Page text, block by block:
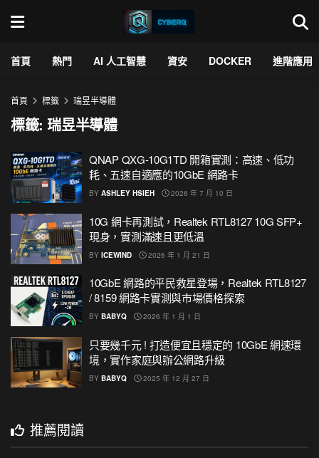
首頁 熱門 AI 人工智慧 資安 DOCKER 進階應用
首頁 標籤 瑞昱半導體
標籤:瑞昱半導體
QNAP QXG-10G1TD 開箱實測：高速、低功
耗、五速自適應的10GbE 網路卡
BY ASHLEY HSIEH 2026 年 7 月 10 日
10G 網卡再測試，Realtek RTL8127 10G SFP+
現身，實測滿速且更低溫
BY ICEWIND 2026 年 1 月 21 日
10GbE 網路的平民救星登場，Realtek RTL8127
/ 8159 網路卡實測與市場價格探索
BY BABYQ 2026 年 1 月 1 日
只要幾千元 ! 打造便宜且穩定的 10GbE 網速環
境，實作家庭與辦公網路升級
BY BABYQ 2025 年 12 月 27 日
推薦閱讀